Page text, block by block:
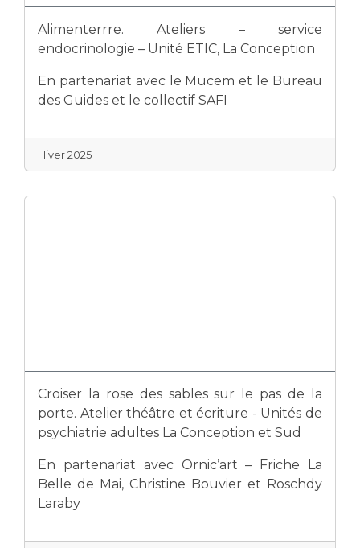
Alimenterrre. Ateliers – service
endocrinologie – Unité ETIC, La Conception
En partenariat avec le Mucem et le Bureau
des Guides et le collectif SAFI
Hiver 2025
Croiser la rose des sables sur le pas de la
porte. Atelier théâtre et écriture - Unités de
psychiatrie adultes La Conception et Sud
En partenariat avec Ornic’art – Friche La
Belle de Mai, Christine Bouvier et Roschdy
Laraby